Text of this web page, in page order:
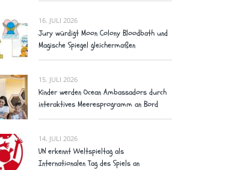
16. JULI 2026
Jury würdigt Moon Colony Bloodbath und
Magische Spiegel gleichermaßen
15. JULI 2026
Kinder werden Ocean Ambassadors durch
interaktives Meeresprogramm an Bord
14. JULI 2026
UN erkennt Weltspieltag als
Internationalen Tag des Spiels an